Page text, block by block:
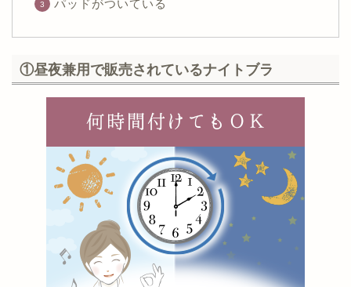
パッドがついている
①昼夜兼用で販売されているナイトブラ